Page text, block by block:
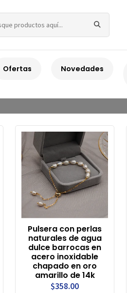
Ofertas Novedades
Pulsera con perlas
naturales de agua
dulce barrocas en
acero inoxidable
chapado en oro
amarillo de 14k
$358.00